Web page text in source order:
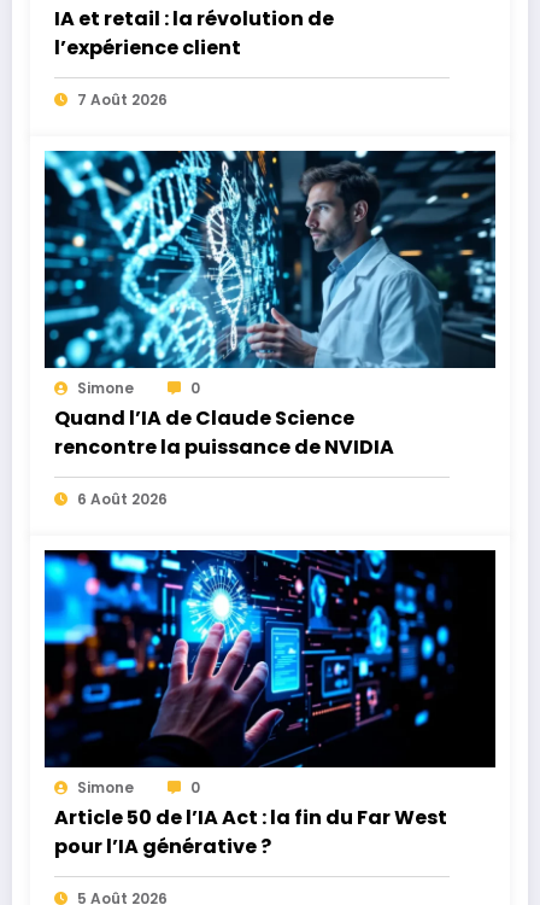
IA et retail : la révolution de
l’expérience client
7 Août 2026
Simone 0
Quand l’IA de Claude Science
rencontre la puissance de NVIDIA
6 Août 2026
Simone 0
Article 50 de l’IA Act : la fin du Far West
pour l’IA générative ?
5 Août 2026